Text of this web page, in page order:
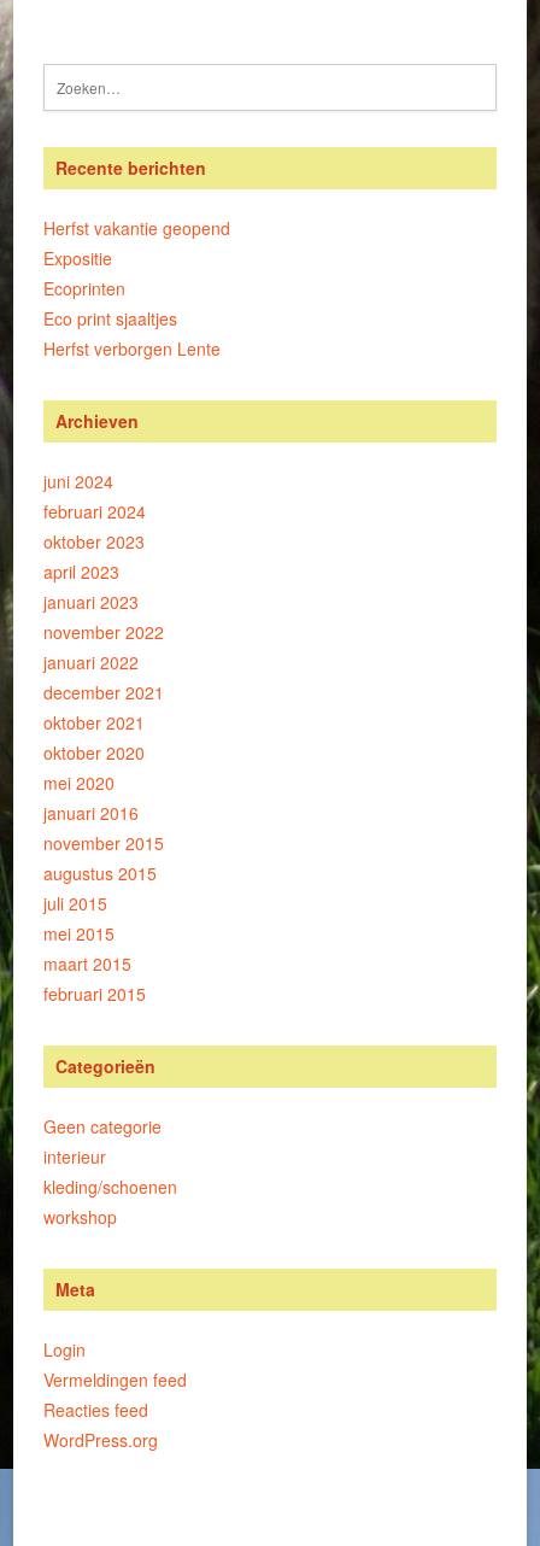
Recente berichten
Herfst vakantie geopend
Expositie
Ecoprinten
Eco print sjaaltjes
Herfst verborgen Lente
Archieven
juni 2024
februari 2024
oktober 2023
april 2023
januari 2023
november 2022
januari 2022
december 2021
oktober 2021
oktober 2020
mei 2020
januari 2016
november 2015
augustus 2015
juli 2015
mei 2015
maart 2015
februari 2015
Categorieën
Geen categorie
interieur
kleding/schoenen
workshop
Meta
Login
Vermeldingen feed
Reacties feed
WordPress.org